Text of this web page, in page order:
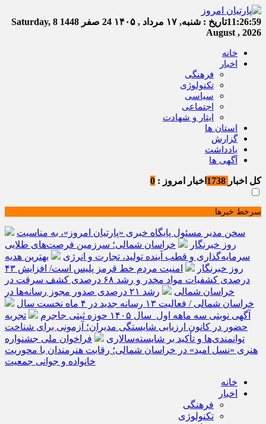
11:27:00تاریخ : شنبه, ۱۷ مرداد , ۱۴۰۵ 24 صفر 1448
Saturday, 8
August , 2026
خانه
اخبار
فرهنگی
تکنولوژی
سیاسی
اجتماعی
ایثار و شهادت
استان ها
گزارش
یادداشت
آگهی ها
کل اخبار اخبار امروز : 0
سرخط خبرها
سخن مدیر مسئول پایگاه خبری «پارتیان امروز»، به مناسبت
روز خبرنگار
خراسان شمالی؛ سرزمین فرصت‌های طلایی
سرمایه‌گذاری و قطب آینده تولید، تجارت و انرژی
بهترین هدیه
روز خبرنگار
امنیت مردم خط قرمز پلیس است/ افزایش ۴۳
درصدی کشفیات مواد مخدر و رشد ۶۸ درصدی کشف سرقت در
خراسان شمالی
رشد ۲۱ درصدی صدور مجوز رسانه‌ها در
خراسان شمالی / فعالیت ۱۳ رسانه جدید در ۴ ماه نخست سال
آگهی نوبتی سه ماهه اول سال ۱۴۰۵ حوزه ثبتی جاجرم
تجربه
حضور در کانون ارزیابی شایستگی مدیران؛ آزمونی برای شناخت
توانمندی‌ها و تأکید بر شایسته‌سالاری
فراخوان ملی جشنواره
هنری «نسل امید» در خراسان شمالی؛ رقابت هنرمندان با محوریت
خانواده و جوانی جمعیت
خانه
اخبار
فرهنگی
تکنولوژی